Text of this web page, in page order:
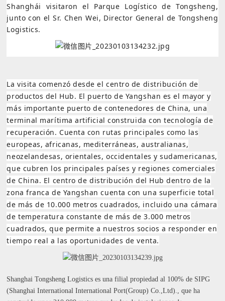
Shanghái visitaron el Parque Logístico de Tongsheng,
junto con el Sr. Chen Wei, Director General de Tongsheng
Logistics.
La visita comenzó desde el centro de distribución de
productos del Hub. El puerto de Yangshan es el mayor y
más importante puerto de contenedores de China, una
terminal marítima artificial construida con tecnología de
recuperación. Cuenta con rutas principales como las
europeas, africanas, mediterráneas, australianas,
neozelandesas, orientales, occidentales y sudamericanas,
que cubren los principales países y regiones comerciales
de China. El centro de distribución del Hub dentro de la
zona franca de Yangshan cuenta con una superficie total
de más de 10.000 metros cuadrados, incluido una cámara
de temperatura constante de más de 3.000 metros
cuadrados, que permite a nuestros socios a responder en
tiempo real a las oportunidades de venta.
Shanghai Tongsheng Logistics es una filial propiedad al 100% de SIPG
(Shanghai International International Port(Group) Co.,Ltd)., que ha